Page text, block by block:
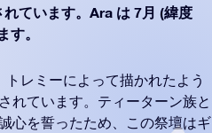
ています。Ara は 7月 (緯度
す。
レミーによって描かれたよう
れています。ティーターン族と
心を誓ったため、この祭壇はギ